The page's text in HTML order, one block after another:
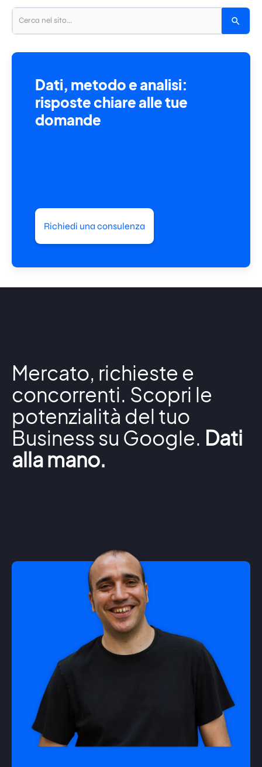
Dati, metodo e analisi:
risposte chiare alle tue
domande
Richiedi una consulenza
Mercato, richieste e
concorrenti. Scopri le
potenzialità del tuo
Business su Google. Dati
alla mano.